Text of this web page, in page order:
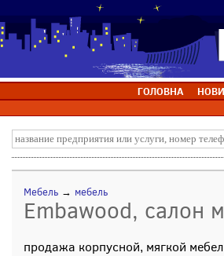
ГОЛОВНА
Мебель → мебель
Embawood,
продажа корпусной, мягкой